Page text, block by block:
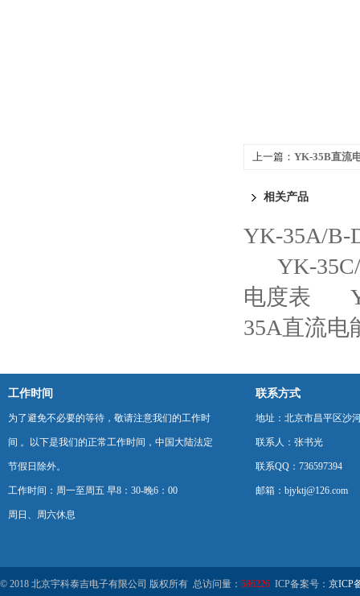
上一篇： YK-35B直流
相关产品
YK-35A/B-
YK-
电度表
35A直流电
工作时间
为了避免不必要的等待，敬请注意我们的工作时
间 。以下是我们的正常工作时间，中国大陆法定
节假日除外。
工作时间：周一至周五 早8：30-晚6：00
周日、周六休息
联系方式
地址：北京市昌平区沙
联系人：张书光
联系QQ：736597394
邮箱：bjyktj@126.com
© 2018 北京宇科泰吉电子有限公司 版权所有 总访问量： 586226 ICP备案号： 京ICP